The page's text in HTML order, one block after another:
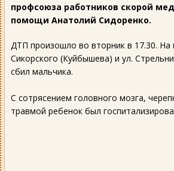
профсоюза работников скорой
помощи Анатолий Сидоренко.
ДТП произошло во вторник в 17.30. На
Сикорского (Куйбышева) и ул.
сбил мальчика.
С сотрясением головного мозга,
травмой ребенок был